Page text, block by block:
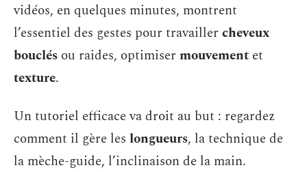
vidéos, en quelques minutes, montrent
l’essentiel des gestes pour travailler cheveux
bouclés ou raides, optimiser mouvement et
texture.
Un tutoriel efficace va droit au but : regardez
comment il gère les longueurs, la technique de
la mèche-guide, l’inclinaison de la main.